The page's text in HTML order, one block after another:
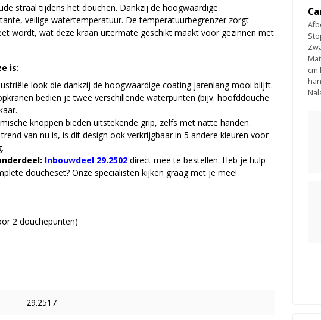
straal tijdens het douchen. Dankzij de hoogwaardige
veilige watertemperatuur. De temperatuurbegrenzer zorgt
wordt, wat deze kraan uitermate geschikt maakt voor gezinnen met
is:
look die dankzij de hoogwaardige coating jarenlang mooi blijft.
bedien je twee verschillende waterpunten (bijv. hoofddouche
knoppen bieden uitstekende grip, zelfs met natte handen.
van nu is, is dit design ook verkrijgbaar in 5 andere kleuren voor
Inbouwdeel 29.2502 direct mee te bestellen. Heb je hulp
doucheset? Onze specialisten kijken graag met je mee!
2 douchepunten)
29.2517
cm